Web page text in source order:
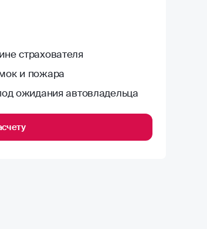
страхователя
и пожара
ожидания автовладельца